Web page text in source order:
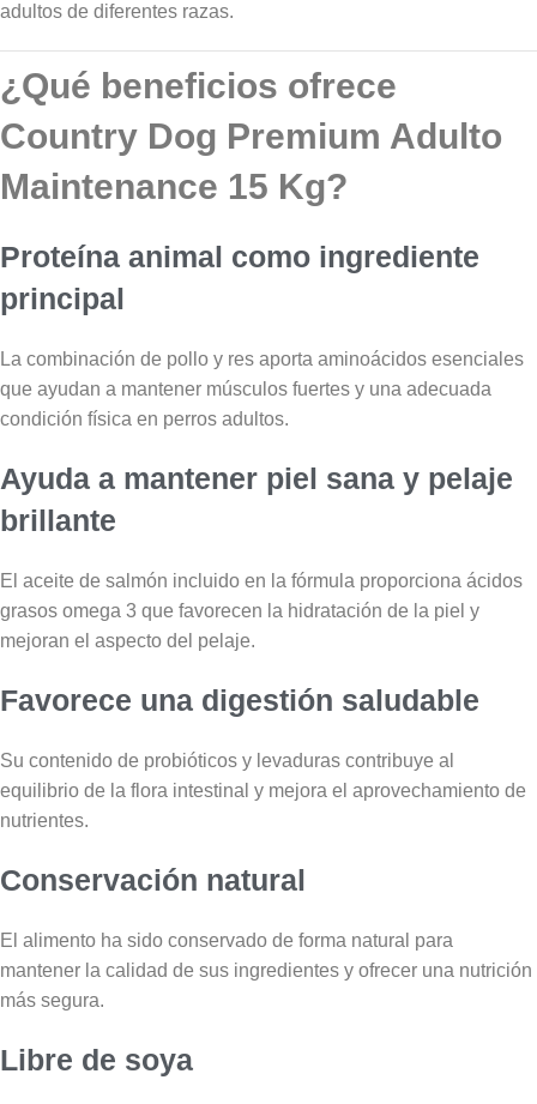
adultos de diferentes razas.
¿Qué beneficios ofrece
Country Dog Premium Adulto
Maintenance 15 Kg?
Proteína animal como ingrediente
principal
La combinación de pollo y res aporta aminoácidos esenciales
que ayudan a mantener músculos fuertes y una adecuada
condición física en perros adultos.
Ayuda a mantener piel sana y pelaje
brillante
El aceite de salmón incluido en la fórmula proporciona ácidos
grasos omega 3 que favorecen la hidratación de la piel y
mejoran el aspecto del pelaje.
Favorece una digestión saludable
Su contenido de probióticos y levaduras contribuye al
equilibrio de la flora intestinal y mejora el aprovechamiento de
nutrientes.
Conservación natural
El alimento ha sido conservado de forma natural para
mantener la calidad de sus ingredientes y ofrecer una nutrición
más segura.
Libre de soya